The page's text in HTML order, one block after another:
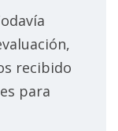
recibido
para